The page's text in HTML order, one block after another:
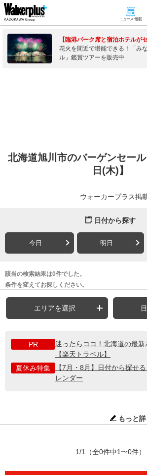
ニュース･連載
【臨港パーク席と宿泊ホテルがセ
花火を間近で堪能できる！「み
ル」鑑賞ツアーを販売中
北海道旭川市のバーゲンセー
日(木)】
ウォーカープラス掲
日付から探す
今日 明日
該当の検索結果は0件でした。
条件を変えてお探しください。
エリアを選択
PR
迷ったらココ！北海道の最
【楽天トラベル】
夏休み特集
【7月・8月】日付から探せ
レンダー
もっと
1/1 （全0件中1〜0件）